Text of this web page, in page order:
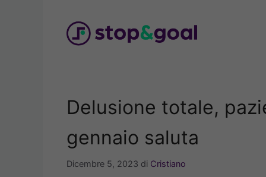
Delusione totale,
gennaio saluta
Dicembre 5, 2023 di Cristiano